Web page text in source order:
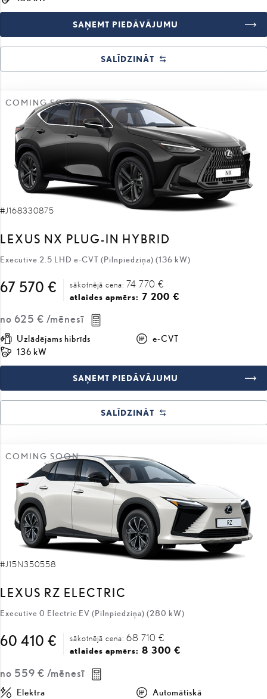
SAŅEMT PIEDĀVĀJUMU
SALĪDZINĀT
COMING SOON
#J168330875
LEXUS NX PLUG-IN HYBRID
Executive 2.5 LHD e-CVT (Pilnpiedziņa) (136 kW)
67 570 € sākotnējā cena: 74 770 €
atlaides apmērs: 7 200 €
no 625 € /mēnesī
Uzlādējams hibrīds
e-CVT
136 kW
SAŅEMT PIEDĀVĀJUMU
SALĪDZINĀT
COMING SOON
#J15N350558
LEXUS RZ ELECTRIC
Executive 0 Electric EV (Pilnpiedziņa) (280 kW)
60 410 € sākotnējā cena: 68 710 €
atlaides apmērs: 8 300 €
no 559 € /mēnesī
Elektra
Automātiskā